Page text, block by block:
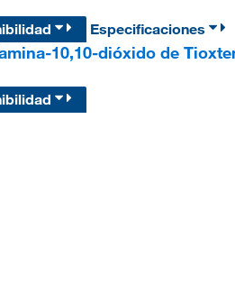
Especificaciones
10,10-dióxido de